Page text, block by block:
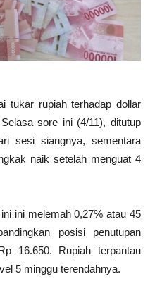
tukar rupiah terhadap dollar
sore ini (4/11), ditutup
sesi siangnya, sementara
naik setelah menguat 4
ini melemah 0,27% atau 45
posisi penutupan
16.650. Rupiah terpantau
5 minggu terendahnya.